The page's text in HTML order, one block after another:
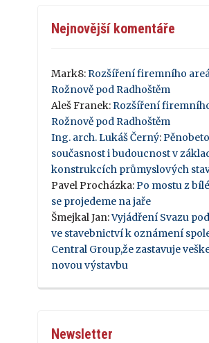
Nejnovější komentáře
Mark8: Rozšíření firemního
Rožnově pod Radhoštěm
Aleš Franek: Rozšíření
Rožnově pod Radhoštěm
Ing. arch. Lukáš Černý:
současnost i budoucnost v
konstrukcích průmyslových
Pavel Procházka: Po mostu z
se projedeme na jaře
Šmejkal Jan:Vyjádření Svazu
ve stavebnictví k oznámení
Central Group,že zastavuje
novou výstavbu
Newsletter